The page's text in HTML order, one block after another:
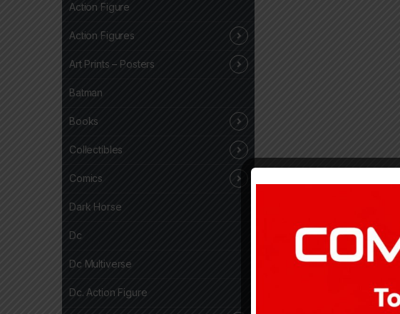
Action Figure
Action Figures
Art Prints – Posters
Batman
Books
Collectibles
Comics
Dark Horse
Dc
Dc Multiverse
Dc. Action Figure